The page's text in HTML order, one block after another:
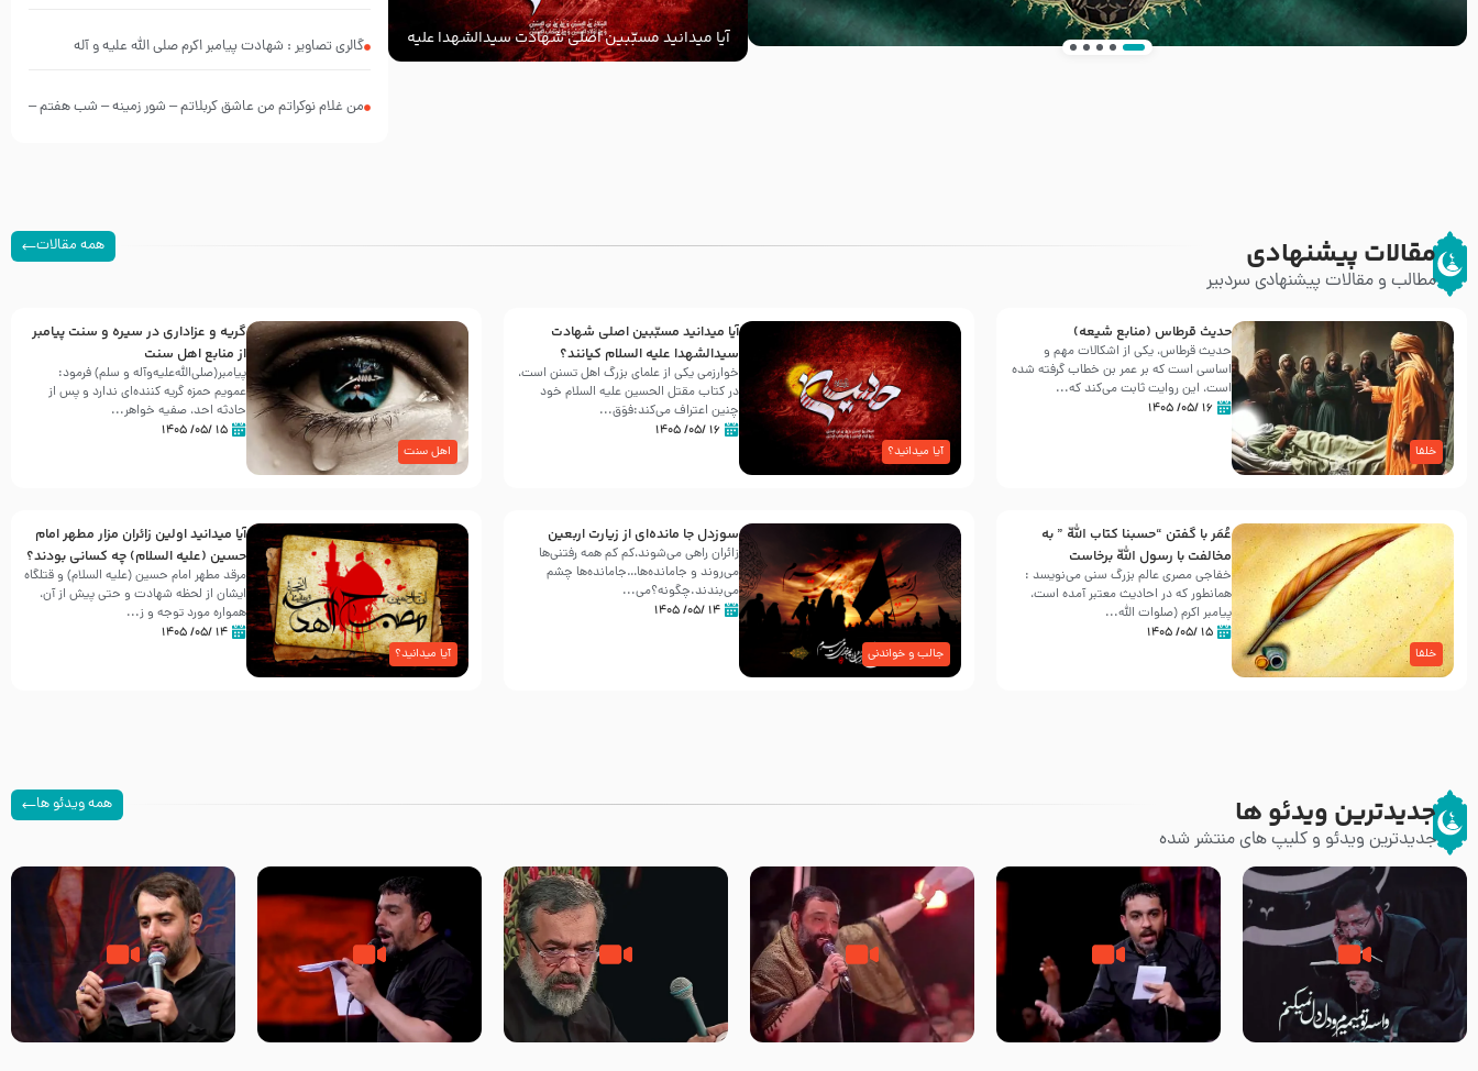
آیا میدانید مسبّبین اصلی شهادت سیدالشهدا علیه
‌السلام کیانند؟
گالری تصاویر : شهادت پیامبر اکرم صلی الله علیه و آله
من غلام نوکراتم من عاشق کربلاتم – شور زمینه – شب هفتم –
مقالات پیشنهادی
مطالب و مقالات پیشنهادی سردبیر
همه مقالات
خلفا
حدیث قرطاس (منابع شیعه)
حدیث قرطاس، یکی از اشکالات مهم و
اساسی است که بر عمر بن خطاب گرفته شده
است، این روایت ثابت می‌کند که...
۱۶ /۰۵/ ۱۴۰۵
آیا میدانید؟
آیا میدانید مسبّبین اصلی شهادت
سیدالشهدا علیه ‌السلام کیانند؟
خوارزمی یکی از علمای بزرگ اهل تسنن است،
در کتاب مقتل الحسین علیه ‌السلام خود
چنین اعتراف می‌کند:فوَق...
۱۶ /۰۵/ ۱۴۰۵
اهل سنت
گریه و عزاداری در سیره و سنت پیامبر
از منابع اهل سنت
پیامبر(صلی‌الله‌علیه‌وآله و سلم) فرمود:
عمویم حمزه گریه کننده‌ای ندارد و پس از
حادثه احد، صفیه خواهر...
۱۵ /۰۵/ ۱۴۰۵
خلفا
عُمَر با گفتن “حسبنا كتاب اللّه ” به
مخالفت با رسول اللّه برخاست
خفاجی مصری عالم بزرگ سنی می‌نویسد :
همانطور که در احادیث معتبر آمده است،
پیامبر اکرم (صلوات اللّه...
۱۵ /۰۵/ ۱۴۰۵
جالب و خواندنی
سوزدل جا مانده‌ای از زیارت اربعین
زائران راهی می‌شوند،کم‌ کم همه رفتنی‌ها
می‌روند و جامانده‌ها…جامانده‌ها چشم
می‌بندند.چگونه؟می‌...
۱۴ /۰۵/ ۱۴۰۵
آیا میدانید؟
آیا میدانید اولین زائران مزار مطهر امام
حسین (علیه السلام) چه کسانی بودند؟
مرقد مطهر امام حسین (علیه السلام) و قتلگاه
ایشان از لحظه شهادت و حتی پیش از آن،
همواره مورد توجه و ز...
۱۴ /۰۵/ ۱۴۰۵
جدیدترین ویدئو ها
جدیدترین ویدئو و کلیپ های منتشر شده
همه ویدئو ها
مصداق کربلا – حاج حسین سیب
شور ، حسینا! به‌ حق زهرا «أُنْظُرْ
إِلَینا» – عزاداری شب هفتم ماه
جانا جانا ابی عبدالله – کربلایی
جواد مقدم – شب هشتم محرم
مادر منم مثل تو خمیدم – حاج
محمود کریمی – شهادت حضرت
تک ، عبّاس، صاحب دل‌هاست –
حاج حنیف طاهری – عزاداری شب
من غلام نوکراتم من عاشق
کربلاتم – شور زمینه – شب هفتم